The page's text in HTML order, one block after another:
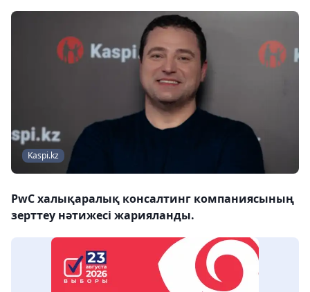
Kaspi.kz
PwC халықаралық консалтинг компаниясының
зерттеу нәтижесі жарияланды.